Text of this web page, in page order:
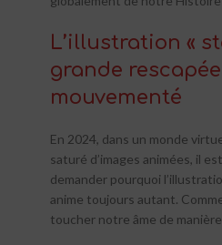
L’illustration «
grande
mouvementé
En 2024, dans un monde
saturé d’images animées, il
demander pourquoi
anime toujours autant.
toucher notre âme de